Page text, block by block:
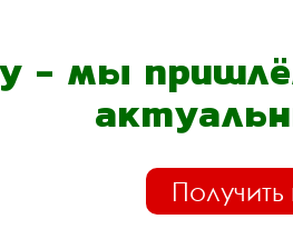
- мы